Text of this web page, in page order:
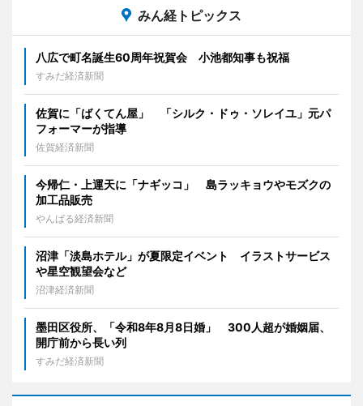
みん経トピックス
八広で町名誕生60周年祝賀会 小池都知事も祝福
すみだ経済新聞
佐賀に「ばくてん屋」 「シルク・ドゥ・ソレイユ」元パ
フォーマーが指導
佐賀経済新聞
今帰仁・上運天に「ナギッコ」 島ラッキョウやモズクの
加工品販売
やんばる経済新聞
沼津「淡島ホテル」が夏限定イベント イラストサービス
や星空観望会など
沼津経済新聞
墨田区役所、「令和8年8月8日婚」 300人超が婚姻届、
開庁前から長い列
すみだ経済新聞